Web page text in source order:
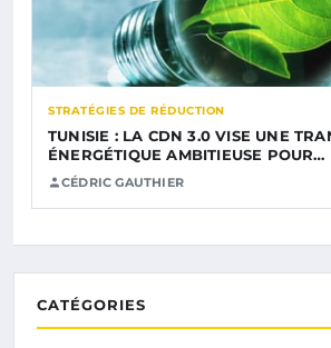
STRATÉGIES DE RÉDUCTION
TUNISIE : LA CDN 3.0 VISE UNE
ÉNERGÉTIQUE AMBITIEUSE POUR…
CÉDRIC GAUTHIER
CATÉGORIES